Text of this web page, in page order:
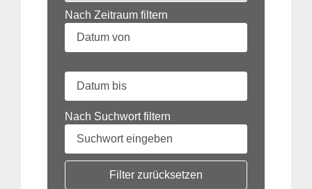
Nach Zeitraum filtern
Nach Suchwort filtern
Filter zurücksetzen